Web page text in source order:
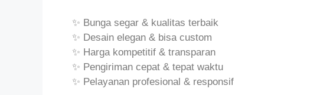
✨ Bunga segar & kualitas terbaik
✨ Desain elegan & bisa custom
✨ Harga kompetitif & transparan
✨ Pengiriman cepat & tepat waktu
✨ Pelayanan profesional & responsif